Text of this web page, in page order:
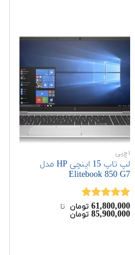
اچ‌پی
لپ تاپ 15 اینچی HP مدل
Elitebook 850 G7
نمره5.00
از 5
61,800,000 تومان‌ تا ‌
85,900,000 تومان